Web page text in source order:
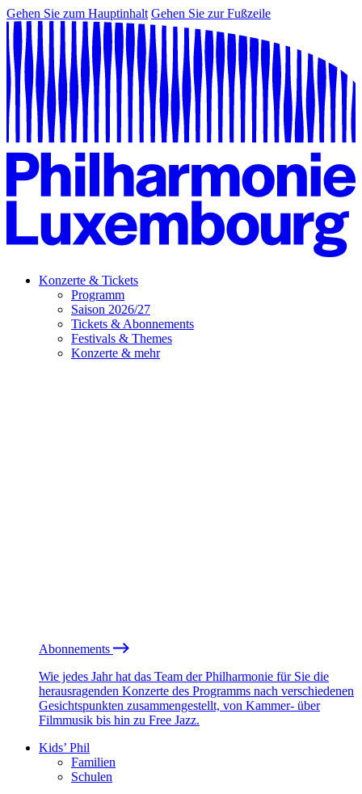
Gehen Sie zum Hauptinhalt Gehen Sie zur Fußzeile
Konzerte & Tickets
Programm
Saison 2026/27
Tickets & Abonnements
Festivals & Themes
Konzerte & mehr
Abonnements
Wie jedes Jahr hat das Team der Philharmonie für Sie die
herausragenden Konzerte des Programms nach verschiedenen
Gesichtspunkten zusammengestellt, von Kammer- über
Filmmusik bis hin zu Free Jazz.
Kids’ Phil
Familien
Schulen